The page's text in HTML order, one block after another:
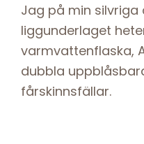
Jag på min
liggunderlaget
varmvattenflaska,
dubbla
fårskinnsfällar.